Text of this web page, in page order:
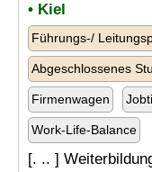
• Kiel
Führungs-/
Abgeschlossenes
Firmenwagen
Work-Life-Balance
[. .. ]